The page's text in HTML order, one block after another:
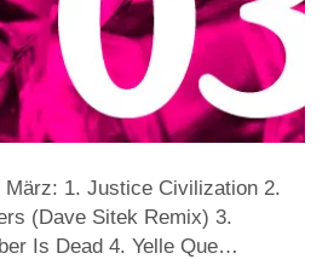
März: 1. Justice Civilization 2.
(Dave Sitek Remix) 3.
Is Dead 4. Yelle Que…